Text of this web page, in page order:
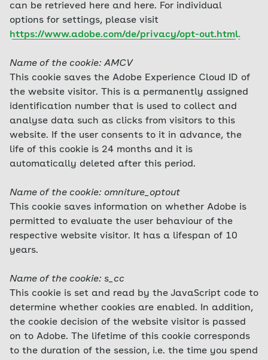
can be retrieved here and here. For individual
options for settings, please visit
https://www.adobe.com/de/privacy/opt-out.html.
Name of the cookie: AMCV
This cookie saves the Adobe Experience Cloud ID of
the website visitor. This is a permanently assigned
identification number that is used to collect and
analyse data such as clicks from visitors to this
website. If the user consents to it in advance, the
life of this cookie is 24 months and it is
automatically deleted after this period.
Name of the cookie: omniture_optout
This cookie saves information on whether Adobe is
permitted to evaluate the user behaviour of the
respective website visitor. It has a lifespan of 10
years.
Name of the cookie: s_cc
This cookie is set and read by the JavaScript code to
determine whether cookies are enabled. In addition,
the cookie decision of the website visitor is passed
on to Adobe. The lifetime of this cookie corresponds
to the duration of the session, i.e. the time you spend